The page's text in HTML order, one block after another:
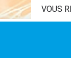
VOUS